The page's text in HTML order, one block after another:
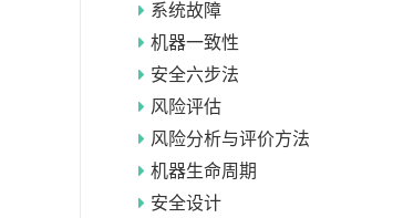
系统故障
机器一致性
安全六步法
风险评估
风险分析与评价方法
机器生命周期
安全设计